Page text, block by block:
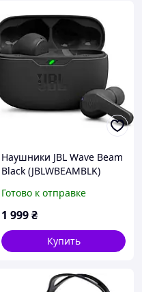
Наушники JBL Wave Beam
Black (JBLWBEAMBLK)
Готово к отправке
1 999₴
Купить